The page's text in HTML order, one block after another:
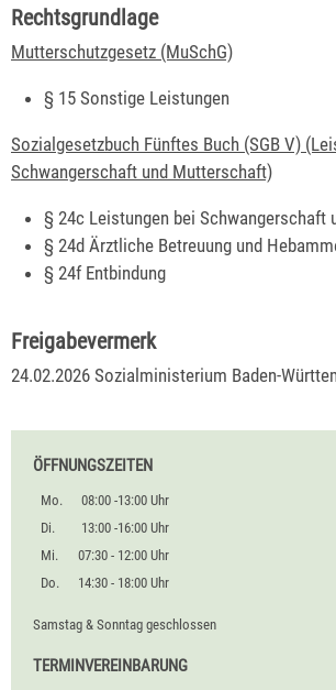
Rechtsgrundlage
Mutterschutzgesetz (MuSchG)
§ 15 Sonstige Leistungen
Sozialgesetzbuch Fünftes Buch (SGB V)
Schwangerschaft und Mutterschaft)
§ 24c Leistungen bei Schwangerschaft
§ 24d Ärztliche Betreuung und
§ 24f Entbindung
Freigabevermerk
24.02.2026 Sozialministerium Baden-
ÖFFNUNGSZEITEN
Mo.
08:00 -13:00 Uhr
Di.
13:00 -16:00 Uhr
Mi.
07:30 - 12:00 Uhr
Do.
14:30 - 18:00 Uhr
Samstag & Sonntag geschlossen
TERMINVEREINBARUNG